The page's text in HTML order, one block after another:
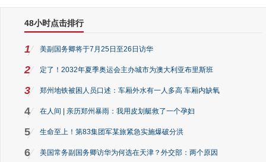
48小时点击排行
1 美副国务卿将于7月25日至26日访华
2 定了！2032年夏季奥运会主办城市为澳大利亚布里斯班
3 郑州地铁被困人员口述：车厢外水有一人多高 车厢内缺氧
4 在人间 | 亲历郑州暴雨：我用皮划艇救了一个孕妇
5 生命至上！第83集团军某旅紧急实施爆破分洪
6 美国常务副国务卿访华为何选在天津？外交部：两个原因